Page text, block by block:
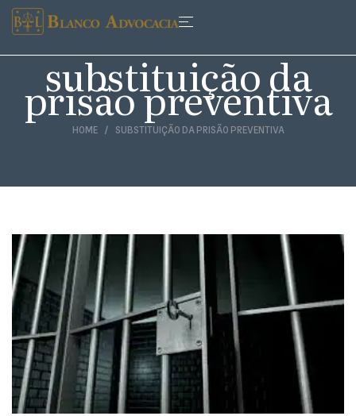
HOME SUBSTITUIÇÃO DA PRISÃO PREVENTIVA
substituição da
prisão preventiva